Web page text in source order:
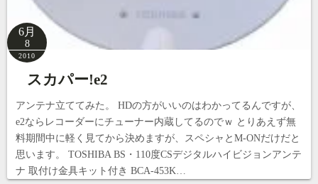
6月
8
2010
スカパー!e2
アンテナ立ててみた。 HDの方がいいのはわかってるんですが、
e2ならレコーダーにチューナー内蔵してるのでｗ とりあえず無
料期間中に軽く見てから決めますが、スペシャとM-ONだけだと
思います。 TOSHIBA BS・110度CSデジタルハイビジョンアンテ
ナ 取付け金具キット付き BCA-453K…